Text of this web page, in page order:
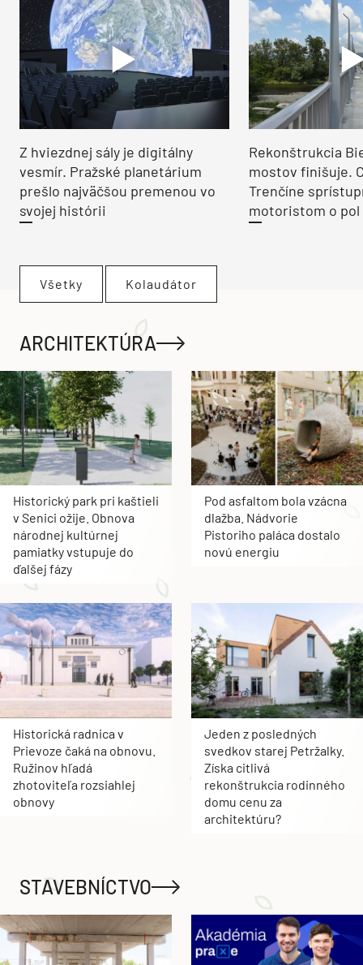
Z hviezdnej sály je digitálny
vesmír. Pražské planetárium
prešlo najväčšou premenou vo
svojej histórii
Rekonštrukcia
mostov finišuje.
Trenčíne
motoristom o pol
Všetky Kolaudátor
ARCHITEKTÚRA
Historický park pri kaštieli
v Senici ožije. Obnova
národnej kultúrnej
pamiatky vstupuje do
ďalšej fázy
Pod asfaltom bola vzácna
dlažba. Nádvorie
Pistoriho paláca dostalo
novú energiu
Historická radnica v
Prievoze čaká na obnovu.
Ružinov hľadá
zhotoviteľa rozsiahlej
obnovy
Jeden z posledných
svedkov starej Petržalky.
Získa citlivá
rekonštrukcia rodinného
domu cenu za
architektúru?
STAVEBNÍCTVO